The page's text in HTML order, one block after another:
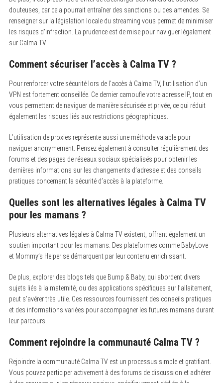
douteuses, car cela pourrait entraîner des sanctions ou des amendes. Se
renseigner sur la législation locale du streaming vous permet de minimiser
les risques d’infraction. La prudence est de mise pour naviguer légalement
sur Calma TV.
Comment sécuriser l’accès à Calma TV ?
Pour renforcer votre sécurité lors de l’accès à Calma TV, l’utilisation d’un
VPN est fortement conseillée. Ce dernier camoufle votre adresse IP, tout en
vous permettant de naviguer de manière sécurisée et privée, ce qui réduit
également les risques liés aux restrictions géographiques.
L’utilisation de proxies représente aussi une méthode valable pour
naviguer anonymement. Pensez également à consulter régulièrement des
forums et des pages de réseaux sociaux spécialisés pour obtenir les
dernières informations sur les changements d’adresse et des conseils
pratiques concernant la sécurité d’accès à la plateforme.
Quelles sont les alternatives légales à Calma TV
pour les mamans ?
Plusieurs alternatives légales à Calma TV existent, offrant également un
soutien important pour les mamans. Des plateformes comme BabyLove
et Mommy’s Helper se démarquent par leur contenu enrichissant.
De plus, explorer des blogs tels que Bump & Baby, qui abordent divers
sujets liés à la maternité, ou des applications spécifiques sur l’allaitement,
peut s’avérer très utile. Ces ressources fournissent des conseils pratiques
et des informations variées pour accompagner les futures mamans durant
leur parcours.
Comment rejoindre la communauté Calma TV ?
Rejoindre la communauté Calma TV est un processus simple et gratifiant.
Vous pouvez participer activement à des forums de discussion et adhérer